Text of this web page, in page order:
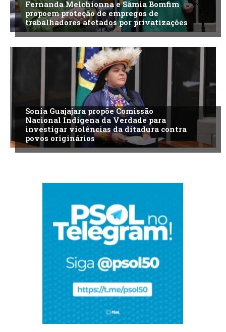
Fernanda Melchionna e Sâmia Bomfim
propoem proteção de empregos de
trabalhadores afetados por privatizações
Sonia Guajajara propõe Comissão
Nacional Indígena da Verdade para
investigar violências da ditadura contra
povos originários